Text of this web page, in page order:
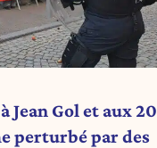
Jean Gol et aux 20
perturbé par des